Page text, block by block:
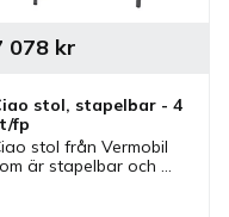
stol, stapelbar - 4
fp
stol från Vermobil
är stapelbar och
078kr